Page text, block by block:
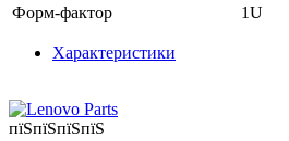
Форм-фактор
1U
Характеристики
пїЅпїЅпїЅпїЅ